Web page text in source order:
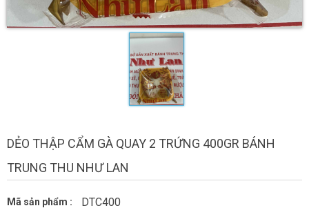
DẺO THẬP CẨM GÀ QUAY 2 TRỨNG 400GR BÁNH
TRUNG THU NHƯ LAN
Mã sản phẩm : DTC400